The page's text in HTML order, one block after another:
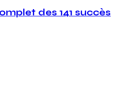
des 141 succès